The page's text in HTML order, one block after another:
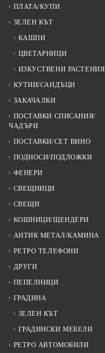
ПЛАТА/КУПИ
ЗЕЛЕН КЪТ
КАШПИ
ЦВЕТАРНИЦИ
ИЗКУСТВЕНИ РАСТЕНИЯ
КУТИИ/САНДЪЦИ
ЗАКАЧАЛКИ
ПОСТАВКИ СПИСАНИЯ/
ЧАДЪРИ
ПОСТАВКИ/СЕТ ВИНО
ПОДНОСИ/ПОДЛОЖКИ
ФЕНЕРИ
СВЕЩНИЦИ
СВЕЩИ
КОШНИЦИ/ЩЕНДЕРИ
АНТИК МЕТАЛ/КАМИНА
РЕТРО ТЕЛЕФОНИ
ДРУГИ
ПЕПЕЛНИЦИ
ГРАДИНА
ЗЕЛЕН КЪТ
ГРАДИНСКИ МЕБЕЛИ
РЕТРО АВТОМОБИЛИ